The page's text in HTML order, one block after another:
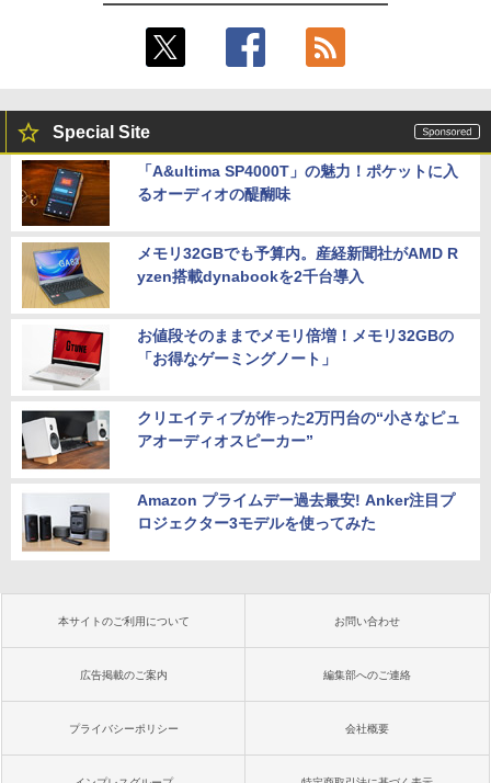
Special Site
「A&ultima SP4000T」の魅力！ポケットに入
るオーディオの醍醐味
メモリ32GBでも予算内。産経新聞社がAMD R
yzen搭載dynabookを2千台導入
お値段そのままでメモリ倍増！メモリ32GBの
「お得なゲーミングノート」
クリエイティブが作った2万円台の“小さなピュ
アオーディオスピーカー”
Amazon プライムデー過去最安! Anker注目プ
ロジェクター3モデルを使ってみた
本サイトのご利用について お問い合わせ
広告掲載のご案内 編集部へのご連絡
プライバシーポリシー 会社概要